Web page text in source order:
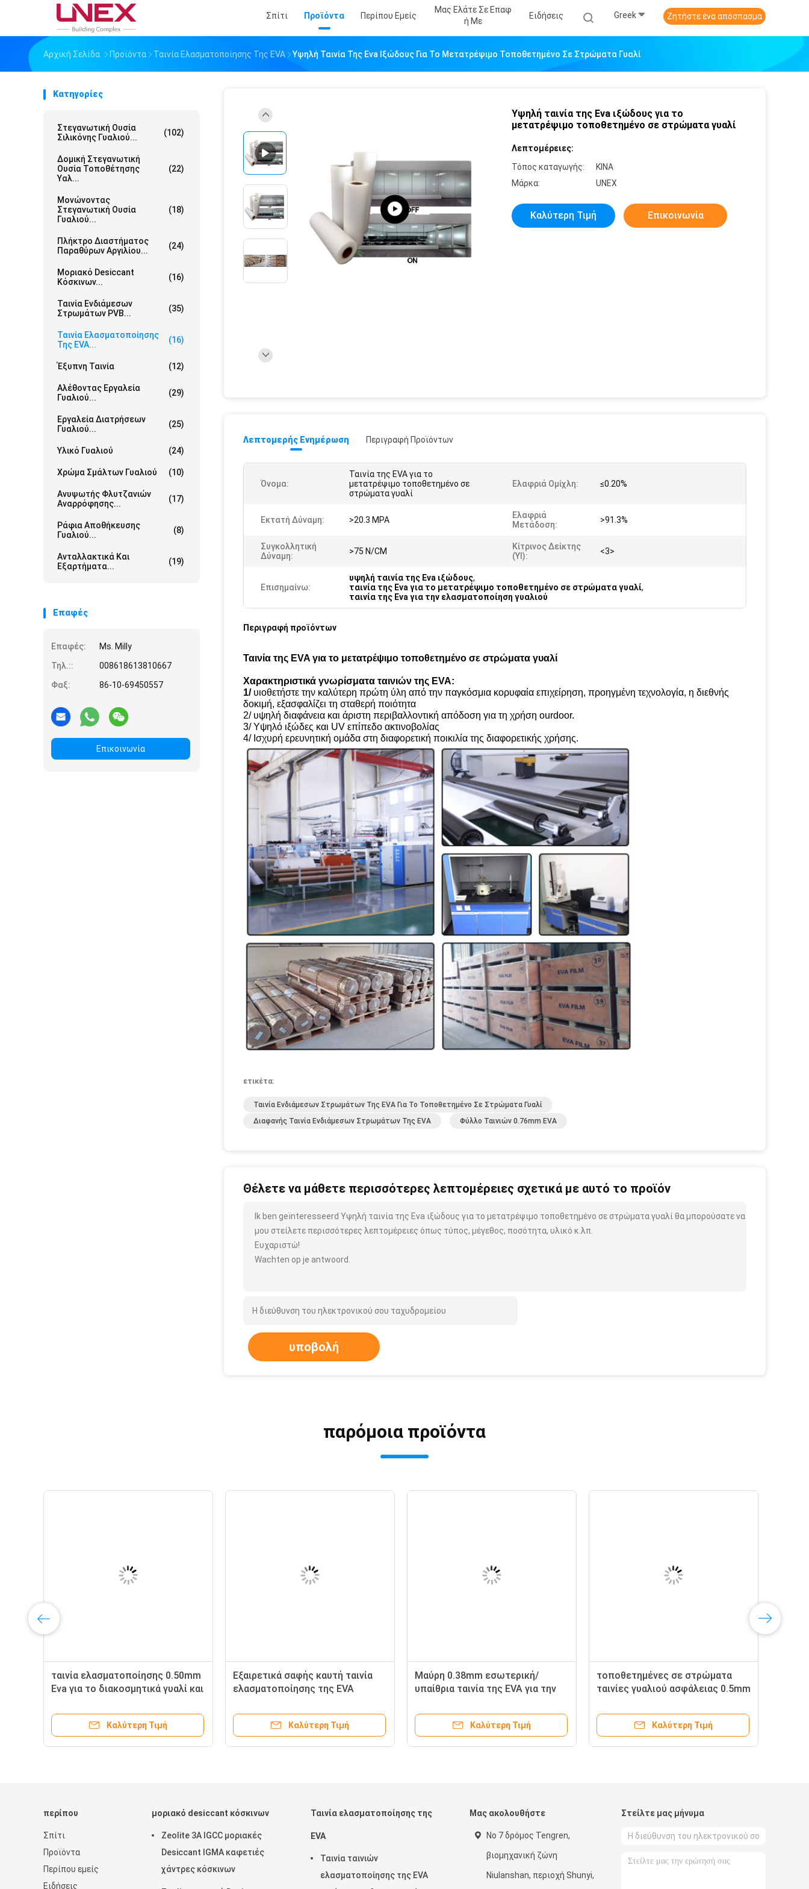
Σπίτι Προϊόντα Περίπου Εμείς
Μας Ελάτε Σε Επαφ
Ή Με
Ειδήσεις Greek Ζητήστε ένα απόσπασμα
Αρχική Σελίδα Προϊόντα Ταινία Ελασματοποίησης Της EVA Υψηλή Ταινία Της Eva Ιξώδους Για Το Μετατρέψιμο Τοποθετημένο Σε Στρώματα Γυαλί
Κατηγορίες
Στεγανωτική Ουσία
Σιλικόνης Γυαλιού...
(102)
Δομική Στεγανωτική
Ουσία Τοποθέτησης
Υαλ...
(22)
Μονώνοντας
Στεγανωτική Ουσία
Γυαλιού...
(18)
Πλήκτρο Διαστήματος
Παραθύρων Αργιλίου...
(24)
Μοριακό Desiccant
Κόσκινων...
(16)
Ταινία Ενδιάμεσων
Στρωμάτων PVB...
(35)
Ταινία Ελασματοποίησης
Της EVA...
(16)
Έξυπνη Ταινία (12)
Αλέθοντας Εργαλεία
Γυαλιού...
(29)
Εργαλεία Διατρήσεων
Γυαλιού...
(25)
Υλικό Γυαλιού (24)
Χρώμα Σμάλτων Γυαλιού (10)
Ανυψωτής Φλυτζανιών
Αναρρόφησης...
(17)
Ράφια Αποθήκευσης
Γυαλιού...
(8)
Ανταλλακτικά Και
Εξαρτήματα...
(19)
Επαφές
Επαφές:
Ms. Milly
Τηλ.::
008618613810667
Φαξ:
86-10-69450557
Επικοινωνία
Υψηλή ταινία της Eva ιξώδους για το
μετατρέψιμο τοποθετημένο σε στρώματα γυαλί
Λεπτομέρειες:
Τόπος καταγωγής:
ΚΙΝΑ
Μάρκα:
UNEX
Καλύτερη Τιμή Επικοινωνία
Λεπτομερής Ενημέρωση Περιγραφή Προϊόντων
Όνομα:
Ταινία της EVA για το
μετατρέψιμο τοποθετημένο σε
στρώματα γυαλί
Ελαφριά Ομίχλη: ≤0.20%
Εκτατή Δύναμη: >20.3 MPA
Ελαφριά
Μετάδοση:
>91.3%
Συγκολλητική
Δύναμη:
>75 N/CM
Κίτρινος Δείκτης
(YI):
<3>
Επισημαίνω:
υψηλή ταινία της Eva ιξώδους,
ταινία της Eva για το μετατρέψιμο τοποθετημένο σε στρώματα γυαλί,
ταινία της Eva για την ελασματοποίηση γυαλιού
Περιγραφή προϊόντων
Ταινία της EVA για το μετατρέψιμο τοποθετημένο σε στρώματα γυαλί
Χαρακτηριστικά γνωρίσματα ταινιών της EVA:
1/ υιοθετήστε την καλύτερη πρώτη ύλη από την παγκόσμια κορυφαία επιχείρηση, προηγμένη τεχνολογία, η διεθνής
δοκιμή, εξασφαλίζει τη σταθερή ποιότητα
2/ υψηλή διαφάνεια και άριστη περιβαλλοντική απόδοση για τη χρήση ourdoor.
3/ Υψηλό ιξώδες και UV επίπεδο ακτινοβολίας
4/ Ισχυρή ερευνητική ομάδα στη διαφορετική ποικιλία της διαφορετικής χρήσης.
ετικέτα:
Ταινία Ενδιάμεσων Στρωμάτων Της EVA Για Το Τοποθετημένο Σε Στρώματα Γυαλί
Διαφανής Ταινία Ενδιάμεσων Στρωμάτων Της EVA
Φύλλο Ταινιών 0.76mm EVA
Θέλετε να μάθετε περισσότερες λεπτομέρειες σχετικά με αυτό το προϊόν
Ik ben geïnteresseerd Υψηλή ταινία της Eva ιξώδους για το μετατρέψιμο τοποθετημένο σε στρώματα γυαλί θα μπορούσατε να
μου στείλετε περισσότερες λεπτομέρειες όπως τύπος, μέγεθος, ποσότητα, υλικό κ.λπ.
Ευχαριστώ!
Wachten op je antwoord.
υποβολή
παρόμοια προϊόντα
ταινία ελασματοποίησης 0.50mm
Eva για το διακοσμητικά γυαλί και
Καλύτερη Τιμή
Εξαιρετικά σαφής καυτή ταινία
ελασματοποίησης της EVA
τοποθετημένο σε στρώματα
γυαλί υπαίθριοΚαλύτερη Τιμή
Μαύρη 0.38mm εσωτερική/
υπαίθρια ταινία της EVA για την
Καλύτερη Τιμή
τοποθετημένες σε στρώματα
ταινίες γυαλιού ασφάλειας 0.5mm
Καλύτερη Τιμή
περίπου
Σπίτι
Προϊόντα
Περίπου εμείς
Ειδήσεις
μοριακό desiccant κόσκινων
Zeolite 3A IGCC μοριακές
Desiccant IGMA καφετιές
χάντρες κόσκινων
Ταινία ελασματοποίησης της
EVA
Ταινία ταινιών
ελασματοποίησης της EVA
Μας ακολουθήστε
Νο 7 δρόμος Tengren,
βιομηχανική ζώνη
Niulanshan, περιοχή Shunyi,
Στείλτε μας μήνυμα